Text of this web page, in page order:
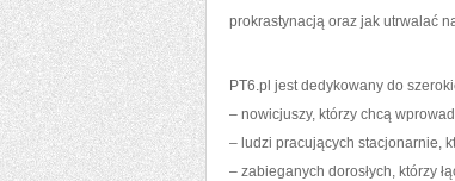
prokrastynacją oraz jak utrwalać
PT6.pl jest dedykowany do
– nowicjuszy, którzy chcą
– ludzi pracujących stacjonarnie,
– zabieganych dorosłych, którzy